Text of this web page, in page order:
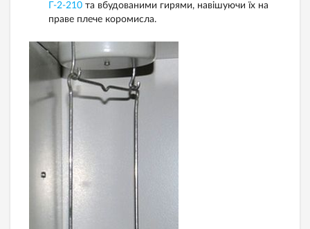
Г-2-210 та вбудованими гирями, навішуючи їх на
праве плече коромисла.